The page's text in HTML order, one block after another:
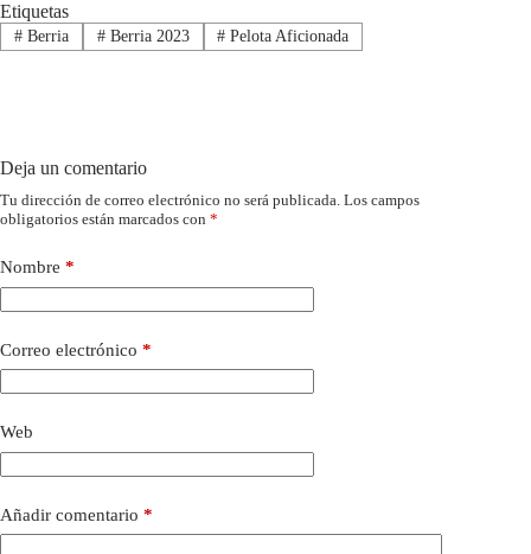
Etiquetas
#Berria #Berria 2023 # Pelota Aficionada
Deja un comentario
Tu dirección de correo electrónico no será publicada. Los campos
obligatorios están marcados con *
Nombre *
Correo electrónico *
Web
Añadir comentario *